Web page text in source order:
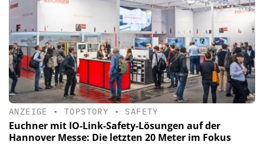
ANZEIGE •TOPSTORY • SAFETY
Euchner mit IO-Link-Safety-Lösungen auf der
Hannover Messe: Die letzten 20 Meter im Fokus